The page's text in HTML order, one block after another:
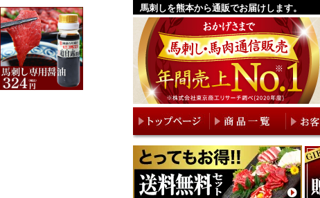
馬刺しを熊本から通販でお届けします。
キ
価格